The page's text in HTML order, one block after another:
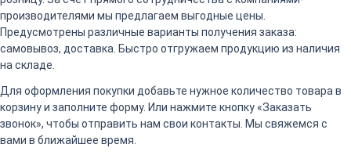
производителями мы предлагаем выгодные цены.
Предусмотрены различные варианты получения заказа:
самовывоз, доставка. Быстро отгружаем продукцию из наличия
на складе.
Для оформления покупки добавьте нужное количество товара в
корзину и заполните форму. Или нажмите кнопку «Заказать
звонок», чтобы отправить нам свои контакты. Мы свяжемся с
вами в ближайшее время.